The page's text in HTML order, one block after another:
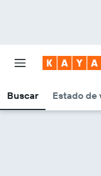
Buscar Estado de